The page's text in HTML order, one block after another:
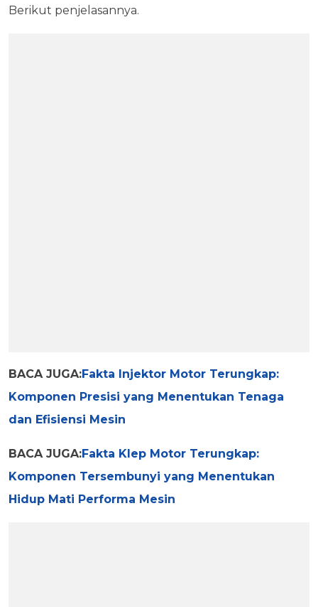
Berikut penjelasannya.
BACA JUGA:Fakta Injektor Motor Terungkap:
Komponen Presisi yang Menentukan Tenaga
dan Efisiensi Mesin
BACA JUGA:Fakta Klep Motor Terungkap:
Komponen Tersembunyi yang Menentukan
Hidup Mati Performa Mesin